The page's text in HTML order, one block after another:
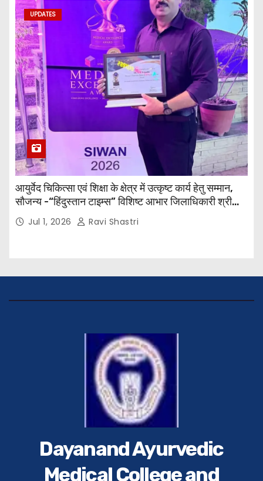
UPDATES
आयुर्वेद चिकित्सा एवं शिक्षा के क्षेत्र में उत्कृष्ट कार्य हेतु सम्मान,
सौजन्य -“हिंदुस्तान टाइम्स” विशिष्ट आभार जिलाधिकारी श्री
विवेक रंजन मैत्रेय (भा०प्र० से०), आरक्षी अधीक्षक श्री पूरन झा
(भा०पु०से०) सिविल सर्जन, सिवान एवं ब्यूरो चीफ श्री नीरज
Jul 1, 2026 Ravi Shastri
Dayanand Ayurvedic
Medical College and